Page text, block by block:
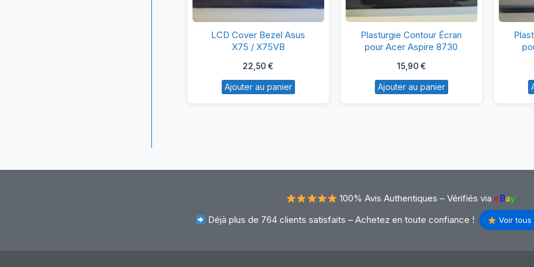
LCD
Cover
Bezel
X75
LCD Cover Bezel Asus
X75 / X75VB
22,50 €
Ajouter au panier
Plasturgie
Contour
Écran
Acer
Plasturgie Contour Écran
pour Acer Aspire 8730
15,90 €
Ajouter au panier
100% Avis Authentiques – Vérifiés via eBay
Déjà plus de 764 clients satisfaits – Achetez en toute confiance !
Voir tous